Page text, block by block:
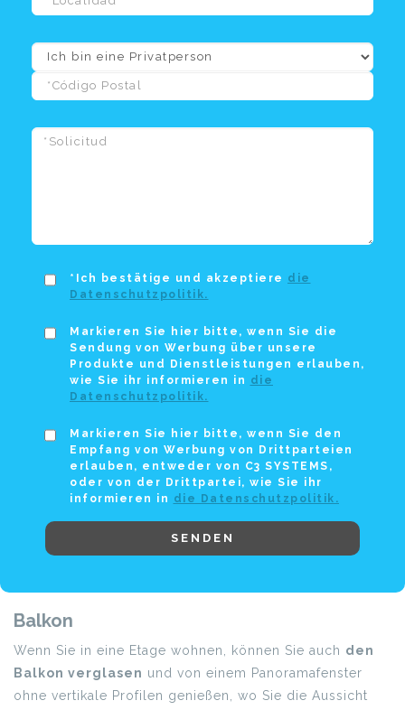
*Ich bestätige und akzeptiere die
Datenschutzpolitik.
Markieren Sie hier bitte, wenn Sie die
Sendung von Werbung über unsere
Produkte und Dienstleistungen erlauben,
wie Sie ihr informieren in die
Datenschutzpolitik.
Markieren Sie hier bitte, wenn Sie den
Empfang von Werbung von Drittparteien
erlauben, entweder von C3 SYSTEMS,
oder von der Drittpartei, wie Sie ihr
informieren in die Datenschutzpolitik.
SENDEN
Balkon
Wenn Sie in eine Etage wohnen, können Sie auch den
Balkon verglasen und von einem Panoramafenster
ohne vertikale Profilen genießen, wo Sie die Aussicht